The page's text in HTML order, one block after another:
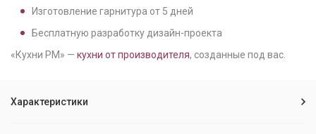
Изготовление гарнитура от 5 дней
Бесплатную разработку дизайн-проекта
«Кухни РМ» — кухни от производителя, созданные под вас.
Характеристики